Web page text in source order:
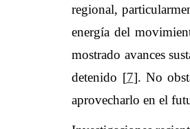
regional,
energía del
mostrado avances
detenido [7]. No
aprovecharlo en el